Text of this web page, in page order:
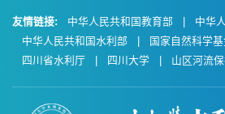
友情链接: 中华人民共和国教育部 中华
中华人民共和国水利部
国家自然科学
四川省水利厅
四川大学 山区河流